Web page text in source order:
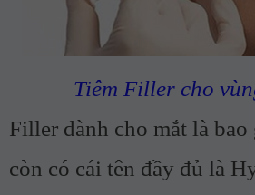
Tiêm Filler cho
Filler dành cho mắt là
còn có cái tên đầy đủ là